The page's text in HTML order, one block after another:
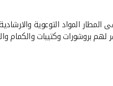
المواد التوعوية
لهم بروشورات وكتيبات